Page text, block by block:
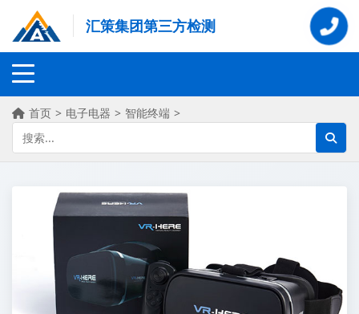
汇策集团第三方检测
首页 > 电子电器 > 智能终端 >